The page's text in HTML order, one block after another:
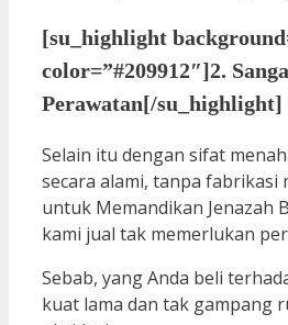
[su_highlight
color=”#209912″]2.
Perawatan[/su_highlight]
Selain itu dengan sifat
secara alami, tanpa fabrikasi
untuk Memandikan Jenazah
kami jual tak memerlukan
Sebab, yang Anda beli
kuat lama dan tak gampang